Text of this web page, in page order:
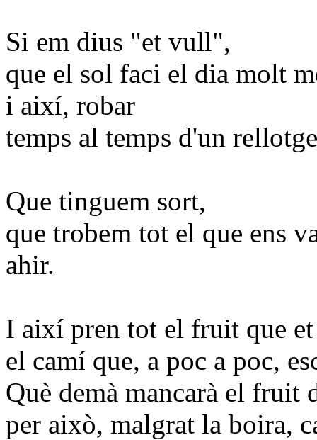
Si em dius "et vull",
que el sol faci el dia molt
i així, robar
temps al temps d'un
Que tinguem sort,
que trobem tot el que ens
ahir.
I així pren tot el fruit que
el camí que, a poc a poc,
Què demà mancarà el fruit
per això, malgrat la boira,